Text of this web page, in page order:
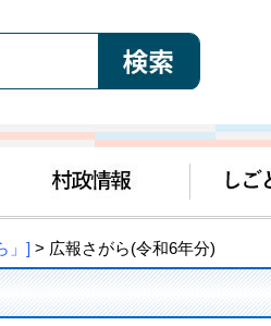
」] > 広報さがら(令和6年分)